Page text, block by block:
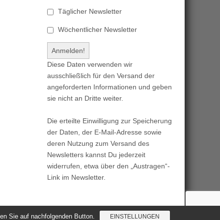
Täglicher Newsletter
Wöchentlicher Newsletter
Diese Daten verwenden wir
ausschließlich für den Versand der
angeforderten Informationen und geben
sie nicht an Dritte weiter.
Die erteilte Einwilligung zur Speicherung
der Daten, der E-Mail-Adresse sowie
deren Nutzung zum Versand des
Newsletters kannst Du jederzeit
widerrufen, etwa über den „Austragen“-
Link im Newsletter.
Sie auf nachfolgenden Button. EINSTELLUNGEN